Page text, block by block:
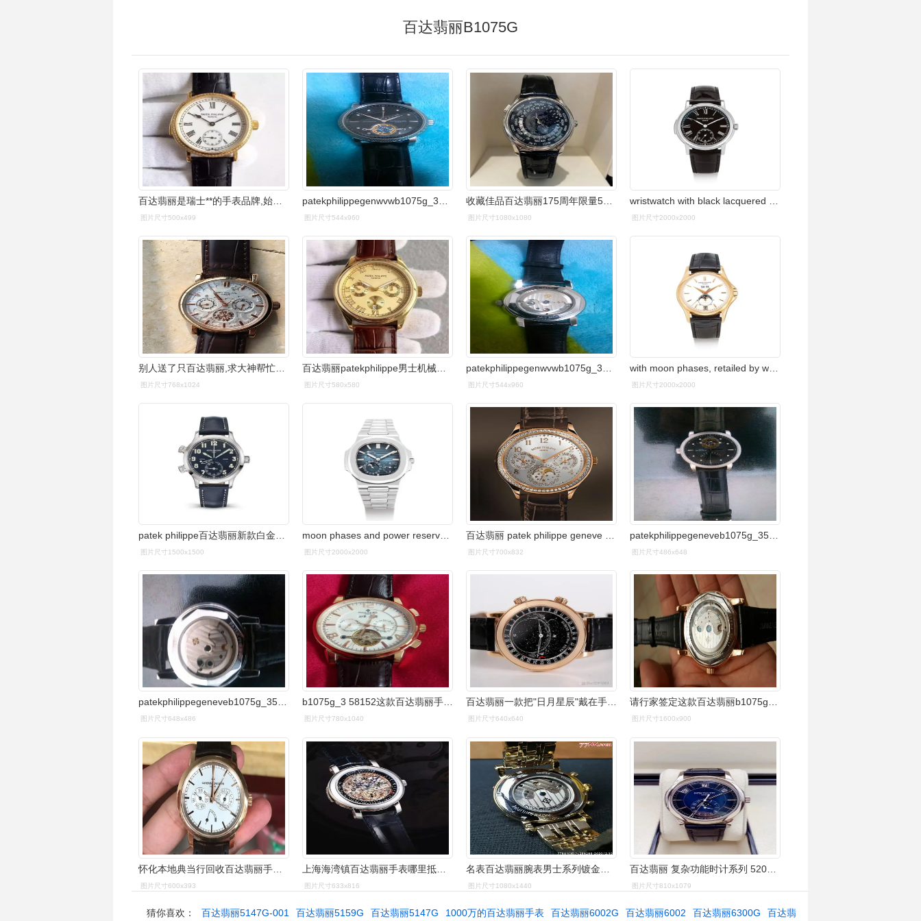
百达翡丽B1075G
百达翡丽是瑞士**的手表品牌,始于2009年.百达翡丽b1075g—1.
图片尺寸500x499 图片尺寸544x960
收藏佳品百达翡丽175周年限量5575g星空
图片尺寸1080x1080 图片尺寸2000x2000
别人送了只百达翡丽,求大神帮忙鉴定一下真假
图片尺寸768x1024
百达翡丽patekphilippe男士机械计时手表
图片尺寸580x580 图片尺寸544x960 图片尺寸2000x2000
图片尺寸1500x1500
moon phases and power reserve indication, circa 2007" | 百达翡丽
图片尺寸2000x2000 图片尺寸700x832 图片尺寸486x648
patekphilippegeneveb1075g_358152这个是真的假的多少钱
图片尺寸648x486
b1075g_3 58152这款百达翡丽手表多少钱
图片尺寸780x1040
百达翡丽一款把"日月星辰"戴在手上的腕表
图片尺寸640x640
请行家签定这款百达翡丽b1075g-3 58152真假,希望懂的人帮忙看一下.
图片尺寸1600x900
怀化本地典当行回收百达翡丽手表,贵重物品当面交易
图片尺寸600x393
上海海湾镇百达翡丽手表哪里抵押利息低
图片尺寸633x816
名表百达翡丽腕表男士系列镀金表带全自动陀飞轮机芯外观时尚精美,走
图片尺寸1080x1440
百达翡丽 复杂功能时计系列 5205g-013 蓝盘 自动机械
图片尺寸810x1079
猜你喜欢： 百达翡丽5147G-001 百达翡丽5159G 百达翡丽5147G 1000万的百达翡丽手表 百达翡丽6002G 百达翡丽6002 百达翡丽6300G 百达翡